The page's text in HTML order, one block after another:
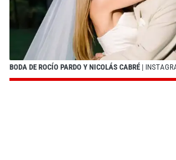
BODA DE ROCÍO PARDO Y NICOLÁS CABRÉ |